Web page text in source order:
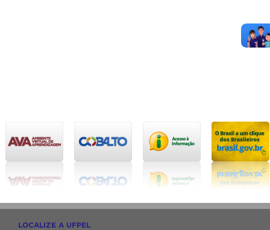
LOCALIZE A UFPEL